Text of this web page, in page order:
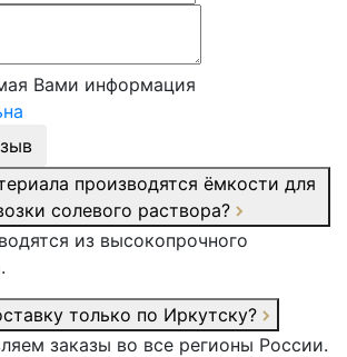
Вами информация
производятся ёмкости для
солевого раствора?
из высокопрочного
только по Иркутску?
заказы во все регионы России.